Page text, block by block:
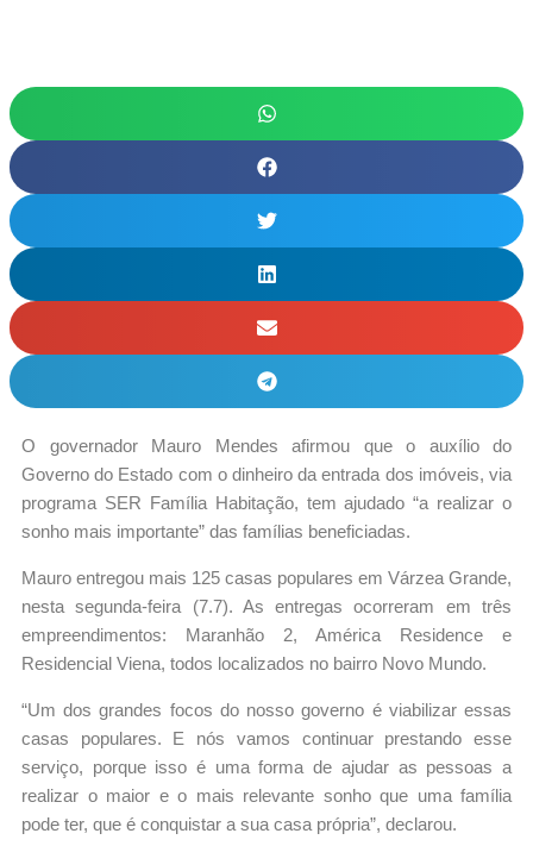
O governador Mauro Mendes afirmou que o auxílio do
Governo do Estado com o dinheiro da entrada dos imóveis, via
programa SER Família Habitação, tem ajudado “a realizar o
sonho mais importante” das famílias beneficiadas.
Mauro entregou mais 125 casas populares em Várzea Grande,
nesta segunda-feira (7.7). As entregas ocorreram em três
empreendimentos: Maranhão 2, América Residence e
Residencial Viena, todos localizados no bairro Novo Mundo.
“Um dos grandes focos do nosso governo é viabilizar essas
casas populares. E nós vamos continuar prestando esse
serviço, porque isso é uma forma de ajudar as pessoas a
realizar o maior e o mais relevante sonho que uma família
pode ter, que é conquistar a sua casa própria”, declarou.